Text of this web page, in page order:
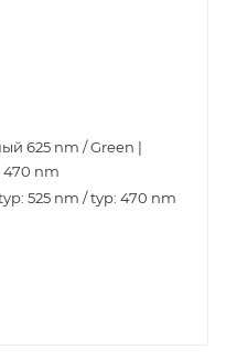
625 nm / Green |
470 nm
525 nm / typ: 470 nm